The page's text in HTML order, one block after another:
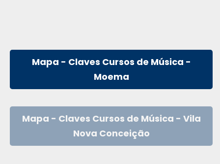
Mapa - Claves Cursos de Música -
Moema
Mapa - Claves Cursos de Música - Vila
Nova Conceição